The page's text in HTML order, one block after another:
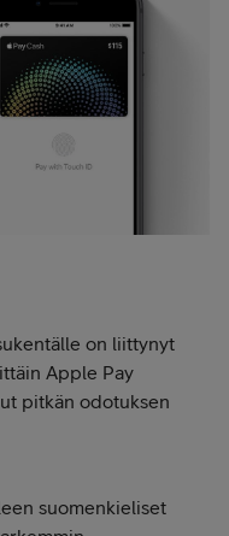
on liittynyt
Apple Pay
pitkän odotuksen
suomenkieliset